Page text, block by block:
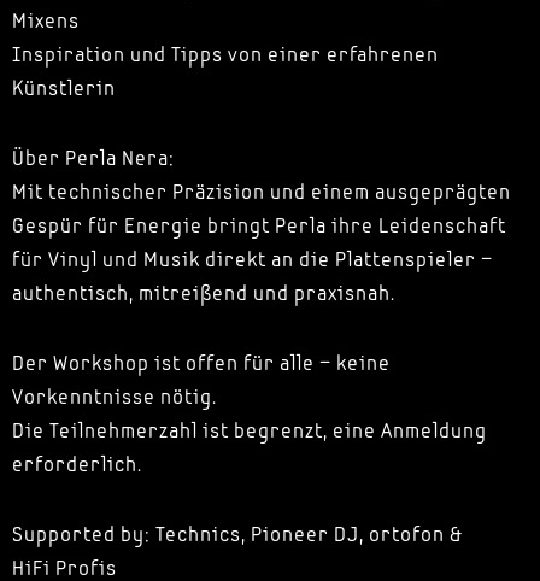
Mixens
Inspiration und Tipps von einer erfahrenen
Künstlerin
Über Perla Nera:
Mit technischer Präzision und einem ausgeprägten
Gespür für Energie bringt Perla ihre Leidenschaft
für Vinyl und Musik direkt an die Plattenspieler –
authentisch, mitreißend und praxisnah.
Der Workshop ist offen für alle – keine
Vorkenntnisse nötig.
Die Teilnehmerzahl ist begrenzt, eine Anmeldung
erforderlich.
Supported by: Technics, Pioneer DJ, ortofon &
HiFi Profis